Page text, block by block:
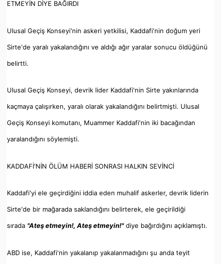
ETMEYİN DİYE BAĞIRDI
Ulusal Geçiş Konseyi'nin askeri yetkilisi, Kaddafi'nin doğum yeri
Sirte'de yaralı yakalandığını ve aldığı ağır yaralar sonucu öldüğünü
belirtti.
Ulusal Geçiş Konseyi, devrik lider Kaddafi'nin Sirte yakınlarında
kaçmaya çalışırken, yaralı olarak yakalandığını belirtmişti. Ulusal
Geçiş Konseyi komutanı, Muammer Kaddafi'nin iki bacağından
yaralandığını söylemişti.
KADDAFİ'NİN ÖLÜM HABERİ SONRASI HALKIN SEVİNCİ
Kaddafi'yi ele geçirdiğini iddia eden muhalif askerler, devrik liderin
Sirte'de bir mağarada saklandığını belirterek, ele geçirildiği
sırada "Ateş etmeyin!, Ateş etmeyin!"diye bağırdığını açıklamıştı.
ABD ise, Kaddafi'nin yakalanıp yakalanmadığını şu anda teyit